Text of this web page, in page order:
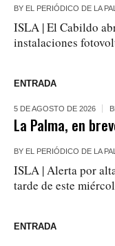
BY EL PERIÓDICO DE LA
ISLA | El Cabildo
instalaciones
ENTRADA
5 DE AGOSTO DE 2026
La Palma, en
BY EL PERIÓDICO DE LA
ISLA | Alerta por
tarde de este
ENTRADA